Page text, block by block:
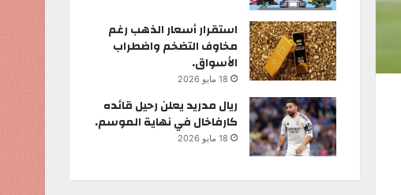
استقرار أسعار الذهب رغم
مخاوف التضخم واضطراب
الأسواق.
18 مايو 2026
ريال مدريد يعلن رحيل قائده
كارفاخال في نهاية الموسم.
18 مايو 2026